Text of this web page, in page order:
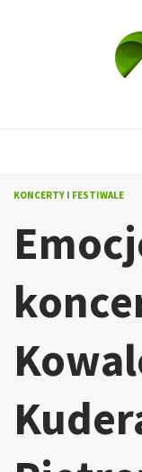
KONCERTY I FESTIWALE